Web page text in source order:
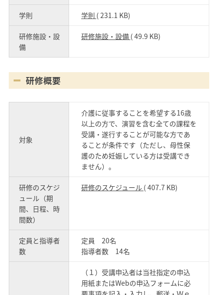
学則 学則 ( 231.1 KB)
研修施設・設
備
研修施設・設備 ( 49.9 KB)
研修概要
対象
介護に従事することを希望する16歳
以上の方で、演習を含む全ての課程を
受講・遂行することが可能な方であ
ることが条件です（ただし、母性保
護のため妊娠している方は受講でき
ません）。
研修のスケジ
ュール（期
間、日程、時
間数）
研修のスケジュール ( 407.7 KB)
定員と指導者
数
定員 20名
指導者数 14名
（１）受講申込者は当社指定の申込
用紙またはWebの申込フォームに必